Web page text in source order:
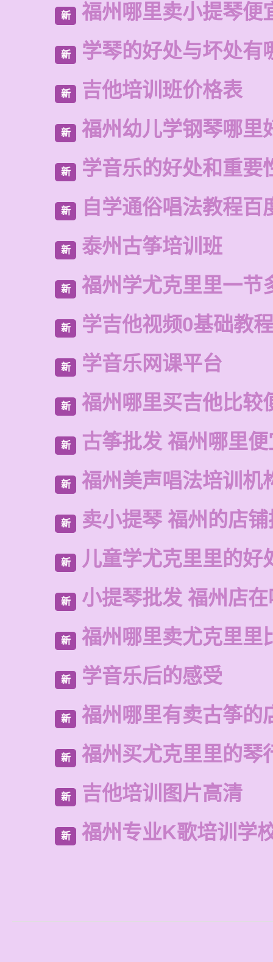
新 福州哪里卖小提琴便
新 学琴的好处与坏处有
新 吉他培训班价格表
新 福州幼儿学钢琴哪里
新 学音乐的好处和重要
新 自学通俗唱法教程百
新 泰州古筝培训班
新 福州学尤克里里一节
新 学吉他视频0基础教程
新 学音乐网课平台
新 福州哪里买吉他比较
新 古筝批发 福州哪里便
新 福州美声唱法培训机
新 卖小提琴 福州的店
新 儿童学尤克里里的好
新 小提琴批发 福州店
新 福州哪里卖尤克里里
新 学音乐后的感受
新 福州哪里有卖古筝的
新 福州买尤克里里的琴
新 吉他培训图片高清
新 福州专业K歌培训学